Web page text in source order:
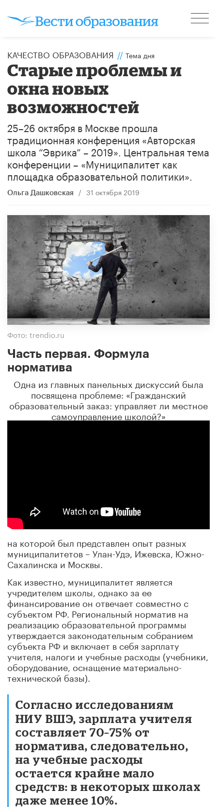
КАЧЕСТВО ОБРАЗОВАНИЯ // Тема дня
Старые проблемы и
окна новых
возможностей
25–26 октября в Москве прошла
традиционная конференция «Авторская
школа “Эврика” – 2019». Центральная тема
конференции – «Муниципалитет как
площадка образовательной политики».
Ольга Дашковская / 31 октября 2019
Фото: trendio.ru
Часть первая. Формула
норматива
Одна из главных панельных дискуссий была
посвящена проблеме: «Гражданский
образовательный заказ: управляет ли местное
самоуправление школой?»
на которой был представлен опыт разных
муниципалитетов – Улан-Удэ, Ижевска, Южно-
Сахалинска и Москвы.
Как известно, муниципалитет является
учредителем школы, однако за ее
финансирование он отвечает совместно с
субъектом РФ. Региональный норматив на
реализацию образовательной программы
утверждается законодательным собранием
субъекта РФ и включает в себя зарплату
учителя, налоги и учебные расходы (учебники,
оборудование, оснащение материально-
технической базы).
Согласно исследованиям
НИУ ВШЭ, зарплата учителя
составляет 70–75% от
норматива, следовательно,
на учебные расходы
остается крайне мало
средств: в некоторых школах
даже менее 10%.